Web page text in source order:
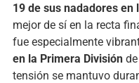
19 de sus nadadores en
mejorde sí en la recta
fue especialmente
en la Primera División de
tensión se mantuvo